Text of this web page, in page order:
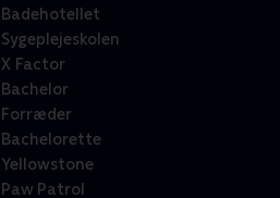
Badehotellet
Sygeplejeskolen
X Factor
Bachelor
Forræder
Bachelorette
Yellowstone
Paw Patrol